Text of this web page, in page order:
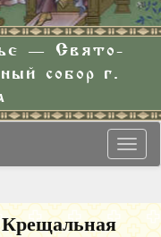
— Свято-
собор г.
Крещальная